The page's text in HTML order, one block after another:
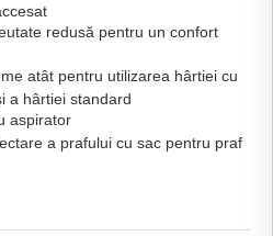
redusă pentru un confort
atât pentru utilizarea hârtiei cu
a hârtiei standard
aspirator
a prafului cu sac pentru praf